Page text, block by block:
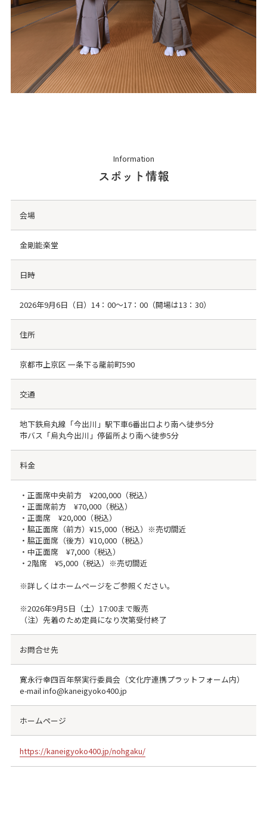
Information
スポット情報
会場
金剛能楽堂
日時
2026年9月6日（日）14：00～17：00（開場は13：30）
住所
京都市上京区 一条下る龍前町590
交通
地下鉄烏丸線「今出川」駅下車6番出口より南へ徒歩5分
市バス「烏丸今出川」停留所より南へ徒歩5分
料金
・正面席中央前方 ¥200,000（税込）
・正面席前方 ¥70,000（税込）
・正面席 ¥20,000（税込）
・脇正面席（前方）¥15,000（税込）※売切間近
・脇正面席（後方）¥10,000（税込）
・中正面席 ¥7,000（税込）
・2階席 ¥5,000（税込）※売切間近
※詳しくはホームページをご参照ください。
※2026年9月5日（土）17:00まで販売
（注）先着のため定員になり次第受付終了
お問合せ先
寛永行幸四百年祭実行委員会（文化庁連携プラットフォーム内）
e-mail info@kaneigyoko400.jp
ホームページ
https://kaneigyoko400.jp/nohgaku/